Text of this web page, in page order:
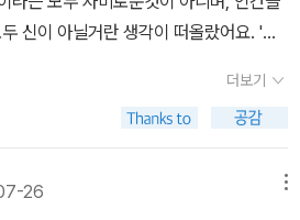
있다. 러브크래프트의 대표작 중 하나
를 숭배하는 이누이트’에 대한 묘사가 나
고대 비문 발견에는 실패했지만 그린란드
있다고 했다. 그때 그린란드 서부 해안
이교로서 무엇보다 극도로 잔인한 특성
이 서늘해지고 말았다. 다른 에스키모
(악마의 뇌, 정진영 옮김, 88쪽) “런던
들, 여기엔 인생의 낙오자들이 삽니다.’
세탁부들의 거주지라며 한 거리를 그
르지만, 그 건물의 삼층에선 어떤 사람
수도 있고, 길 건너 다락방에선 세상이
8, 1961년 11월 3일 방영)즐거운 인
방영)벙어리 소년 《더 박
Nightmare at 20,0
Episode 5, 1963년 10월 11일 방
(White)로 해야 할 것을 말이에요. 가엾
. 열등감이 심한 사람이었습니다. 사소
어요.” “나는 어쨌든 좋소.” 월터는 발
주인은 계속 이야기하고 싶은 모양이었
한 사람이었어요. 매일 아침 커피메이
한 스푼이라도 흘리는 것도 휘트모어
the grotesque trees, the tita
moaning night-wind, and the stra
baying of whose objective ex
be sure. * 《러브크래프트 전집 4》
지를 팠던 모습과 그런 스스로의 모습에
을 느꼈는지 나는 기억한다. 그 무덤, 창
. 앞쪽에 있는 이 그림을 좀 보게. 이렇게
본 적 있나? 그리고 이 사람들, 흑인일
리카에 살긴 해도 아메리카 인디언과 비
원숭이처럼 생긴 사람도 있잖아. 반은 원
'Queer haow picters kin set a body t
near the front. Hey yew ever see
신이 아닐거란 생각이 떠올랐어요. '러
실히 3편은 1,2편과 분위기가 확 달라졌
있는 러브 크래프트 원서는 출간 순서
가지에서 출판한 러브크래프트 전집은
위기로 분류를 해서 출판을 한거랍니
더보기
26